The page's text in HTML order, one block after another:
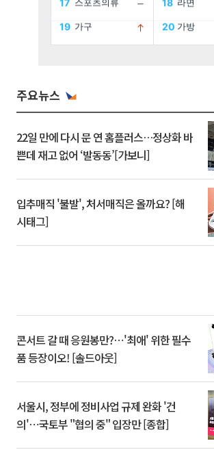
주요뉴스
22일 만에 다시 문 연 홈플러스…정상화 바
쁜데 재고 없어 ‘발동동’[가보니]
입추매직 '불발', 처서매직은 올까요? [해
시태그]
콘서트 갈 때 응원봉만?⋯'최애' 위한 필수
품 등장이오! [솔드아웃]
서울시, 정부에 정비사업 규제 완화 '건
의'⋯국토부 "협의 중" 입장만 [종합]